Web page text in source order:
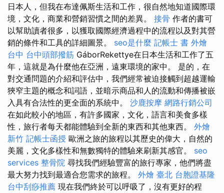
日本人，但我在布達佩斯生活和工作，很自然地知道國際環
境，文化，商業和營銷習慣之間的差異。 接骨 作者的書可
以幫助讀者很多，以獲取國際經濟過程中的流程以及對其營
銷的條件和工具的詳細圖景。 seo是什麼 記帳士 書 外燴
台中 台中頭部撥筋 GáborRekettye在日本生活和工作了五
年，這就是為什麼他在亞洲，遠東環境的家中。 是的，在
對交通問題的介紹和評估中，我們經常被迫接觸到超越運輸
狹窄主題的概念和詞語，並暗示商品和人的流動和傳播被嵌
入具有合法性的更全面的系統中。 沙鹿按摩 網路行銷公司
在如此較小的地區，有許多國家，文化，語言和美食多樣
性，旅行者每天都能體驗到全新的東西和其他東西。 外燴
新竹 記帳士函授 歐洲之旅的旅程以其歷史的偉大，自然的
美麗，文化多樣性和無數獨特的體驗來刷新其感官。 seo
services 整骨院 尋找我們經驗豐富的旅行專家，他們將盡
最大努力找到最適合您需求的旅程。 外燴 臺北 台胞證基隆
台中刮痧推薦 現在我們終於可以呼吸了，沒有更好的程